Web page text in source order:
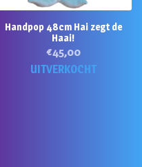
Handpop 48cm Hai zegt de
Haai!
€45,00
UITVERKOCHT